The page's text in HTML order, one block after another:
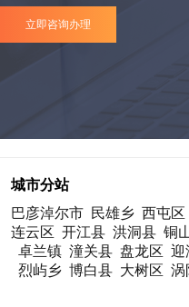
立即咨询办理
城市分站
巴彦淖尔市 民雄乡 西屯区
连云区 开江县 洪洞县 铜
卓兰镇 潼关县 盘龙区 迎
烈屿乡 博白县 大树区 涡